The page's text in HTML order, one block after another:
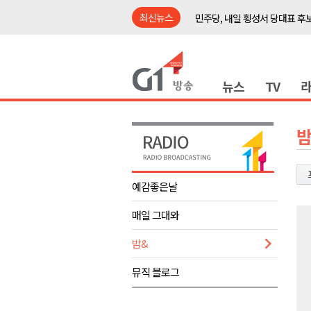
최신뉴스
민주당, 내일 횡성서 당대표 후
춘천시립 '장애아동전담어린이
양양군, 21일까지 '초등학생 틈
강원개발공사, 공기업 평가 2
도-시군 첫 간담회..우상호 "하
민주당, 내일 횡성서 당대표 후
철원 백마고지역~월정리역 경원
어젯밤 원주 아파트 정전..천 백
뉴스 TV
예감좋은날
매일 그대와
밤&
뮤직 블로그